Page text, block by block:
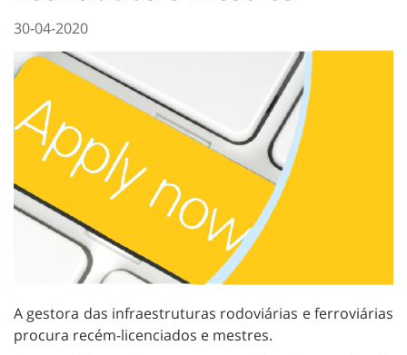
30-04-2020
A gestora das infraestruturas rodoviárias e ferroviárias
procura recém-licenciados e mestres.